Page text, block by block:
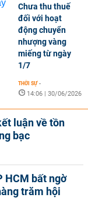
Chưa thu thuế
đối với hoạt
động chuyển
nhượng vàng
miếng từ ngày
1/7
THỜI SỰ -
14:06 | 30/06/2026
luận về tồn
bạc
HCM bất ngờ
trăm hội